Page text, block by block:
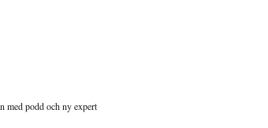
med podd och ny expert